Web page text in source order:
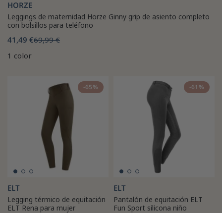
HORZE
Leggings de maternidad Horze Ginny grip de asiento completo
con bolsillos para teléfono
41,49 €69,99 €
1 color
-65%
ELT
Legging térmico de equitación
ELT Rena para mujer
-61%
ELT
Pantalón de equitación ELT
Fun Sport silicona niño